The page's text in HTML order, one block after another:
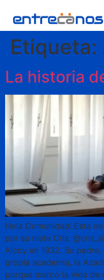
Etiqueta:
La historia
Hola Comunidad: Esta
por su nieta Cris,
Alcoy en 1932. Su
propia academia, la
porque marcó la vida de